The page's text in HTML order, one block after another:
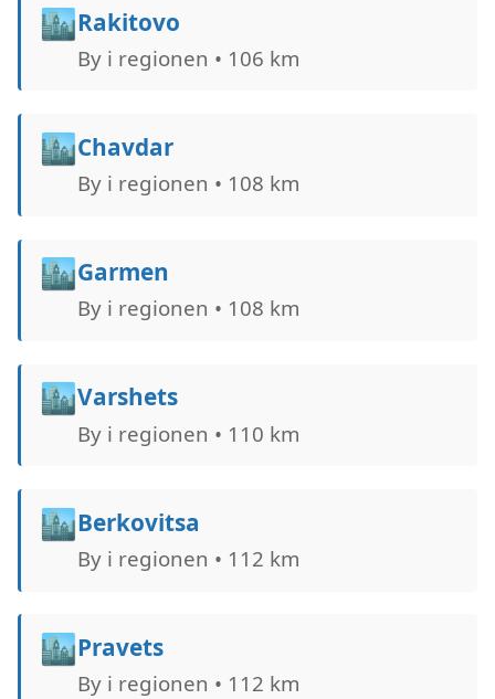
🏙️Rakitovo
By i regionen • 106 km
🏙️Chavdar
By i regionen • 108 km
🏙️Garmen
By i regionen • 108 km
🏙️Varshets
By i regionen • 110 km
🏙️Berkovitsa
By i regionen • 112 km
🏙️Pravets
By i regionen • 112 km